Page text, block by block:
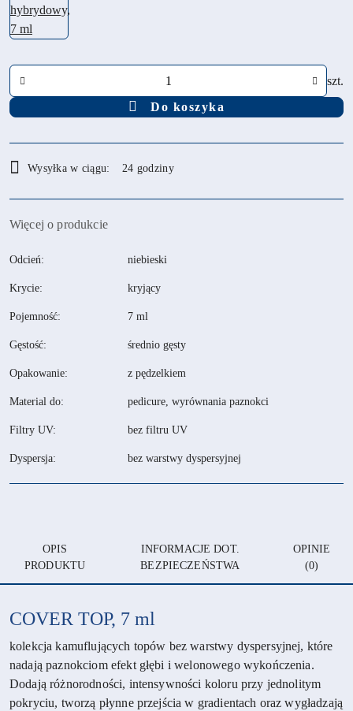
szt.
Do koszyka
i
dostawa
Wysyłka w ciągu: 24 godziny
Więcej o produkcie
Odcień: niebieski
Krycie: kryjący
Pojemność: 7 ml
Gęstość: średnio gęsty
Opakowanie: z pędzelkiem
Material do: pedicure, wyrównania paznokci
Filtry UV: bez filtru UV
Dyspersja: bez warstwy dyspersyjnej
OPIS
PRODUKTU
INFORMACJE DOT.
BEZPIECZEŃSTWA
OPINIE
(0)
COVER TOP, 7 ml
kolekcja kamuflujących topów bez warstwy dyspersyjnej, które
nadają paznokciom efekt głębi i welonowego wykończenia.
Dodają różnorodności, intensywności koloru przy jednolitym
pokryciu, tworzą płynne przejścia w gradientach oraz wygładzają